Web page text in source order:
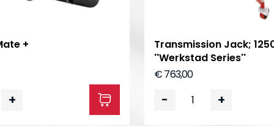
+
+
Transmission Jack;
''Werkstad Series''
€ 763,00
- +